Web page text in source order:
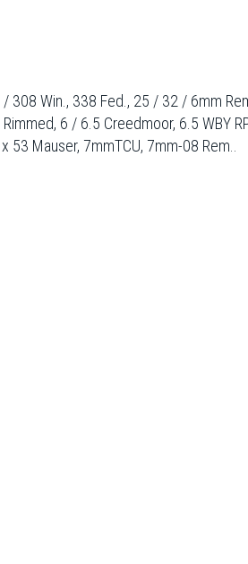
Win., 338 Fed., 25 / 32 / 6mm
6 / 6.5 Creedmoor, 6.5 WBY
Mauser, 7mmTCU, 7mm-08 Rem..